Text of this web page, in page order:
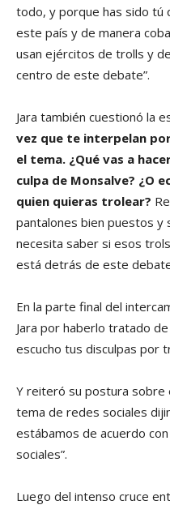
todo, y porque has sido tú
este país y de manera
usan ejércitos de trolls y
centro de este debate”.
Jara también cuestionó la
vez que te interpelan
el tema. ¿Qué vas a
culpa de Monsalve? ¿O
quien quieras trolear?
pantalones bien puestos y
necesita saber si esos
está detrás de este
En la parte final del
Jara por haberlo tratado
escucho tus disculpas por
Y reiteró su postura sobre
tema de redes sociales
estábamos de acuerdo
sociales”.
Luego del intenso cruce